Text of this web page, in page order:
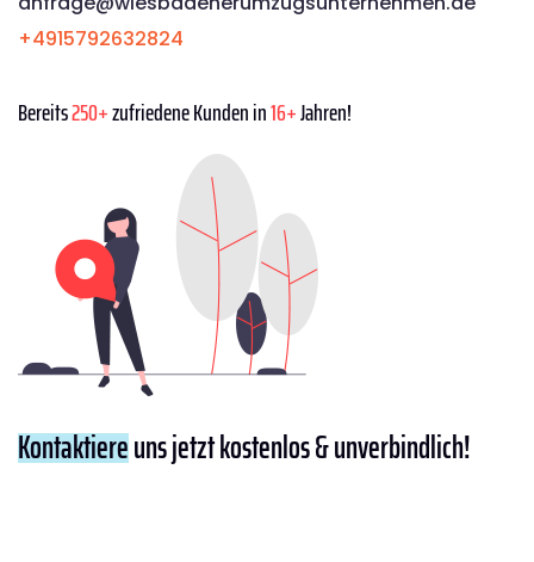
+4915792632824
Bereits250+zufriedene Kunden in16+Jahren!
Kontaktiereuns jetzt kostenlos & unverbindlich!